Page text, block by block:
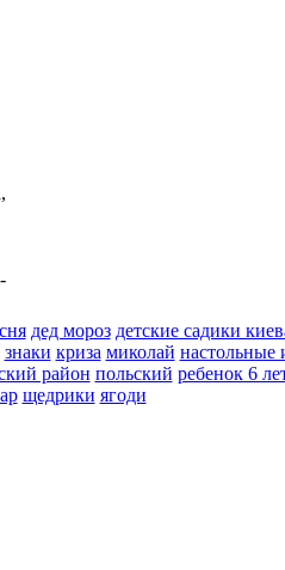
дед мороз детские садики
знаки криза миколай настольные
район польский ребенок 6
щедрики ягоди